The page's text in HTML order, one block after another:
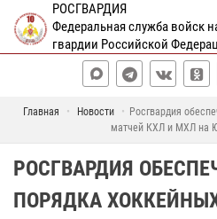
РОСГВАРДИЯ
Федеральная служба войск
гвардии Российской
Главная Новости
Росгвардия
матчей КХЛ и МХЛ на
РОСГВАРДИЯ
ПОРЯДКА